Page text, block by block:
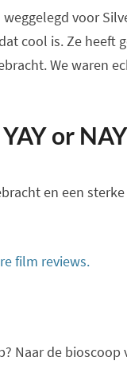
voor
cool is. Ze heeft
We waren
or
en een
film reviews.
Naar de bioscoop